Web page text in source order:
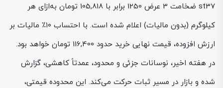
st37 ضخامت 3 عرض 1250 برابر با 105,818 تومان به‌ازای هر
کیلوگرم (بدون مالیات) اعلام شده است. با احتساب ۱۰٪ مالیات بر
ارزش افزوده، قیمت نهایی خرید حدود 116,400 تومان خواهد بود.
در هفته اخیر، نوسانات جزئی و محدود، عمدتاً کاهشی، گزارش
شده و بازار در مسیر ثبات حرکت می‌کند. این محدوده قیمتی،